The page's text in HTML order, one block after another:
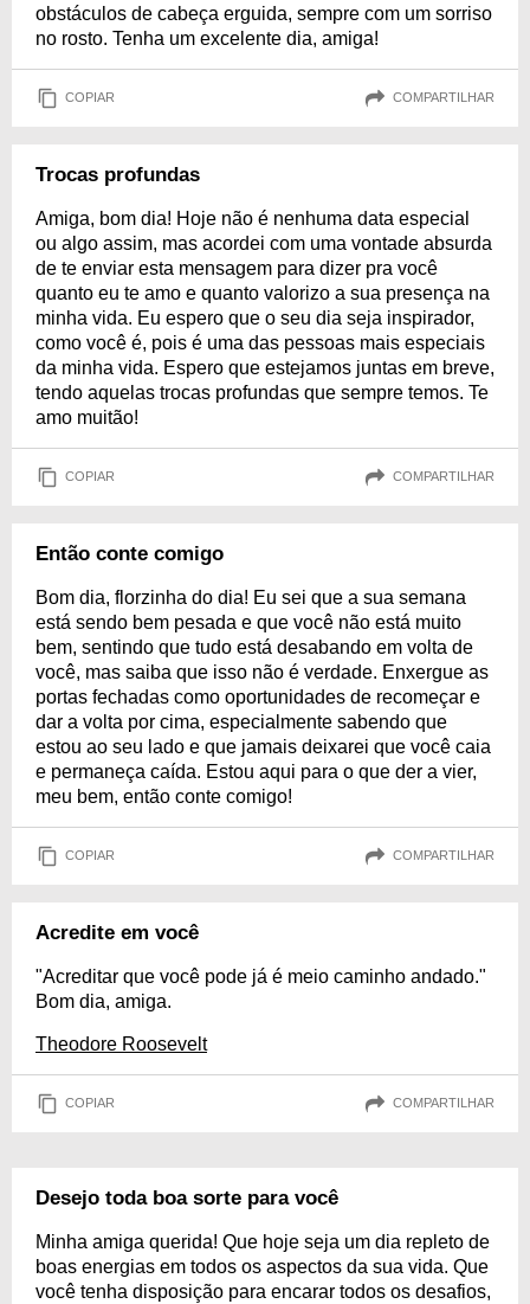
obstáculos de cabeça erguida, sempre com um sorriso
no rosto. Tenha um excelente dia, amiga!
COPIAR COMPARTILHAR
Trocas profundas
Amiga, bom dia! Hoje não é nenhuma data especial
ou algo assim, mas acordei com uma vontade absurda
de te enviar esta mensagem para dizer pra você
quanto eu te amo e quanto valorizo a sua presença na
minha vida. Eu espero que o seu dia seja inspirador,
como você é, pois é uma das pessoas mais especiais
da minha vida. Espero que estejamos juntas em breve,
tendo aquelas trocas profundas que sempre temos. Te
amo muitão!
COPIAR COMPARTILHAR
Então conte comigo
Bom dia, florzinha do dia! Eu sei que a sua semana
está sendo bem pesada e que você não está muito
bem, sentindo que tudo está desabando em volta de
você, mas saiba que isso não é verdade. Enxergue as
portas fechadas como oportunidades de recomeçar e
dar a volta por cima, especialmente sabendo que
estou ao seu lado e que jamais deixarei que você caia
e permaneça caída. Estou aqui para o que der a vier,
meu bem, então conte comigo!
COPIAR COMPARTILHAR
Acredite em você
"Acreditar que você pode já é meio caminho andado."
Bom dia, amiga.
Theodore Roosevelt
COPIAR COMPARTILHAR
Desejo toda boa sorte para você
Minha amiga querida! Que hoje seja um dia repleto de
boas energias em todos os aspectos da sua vida. Que
você tenha disposição para encarar todos os desafios,